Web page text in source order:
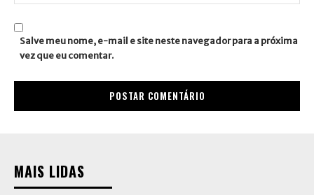
Salve meu nome, e-mail e site neste navegador para a próxima
vez que eu comentar.
MAIS LIDAS